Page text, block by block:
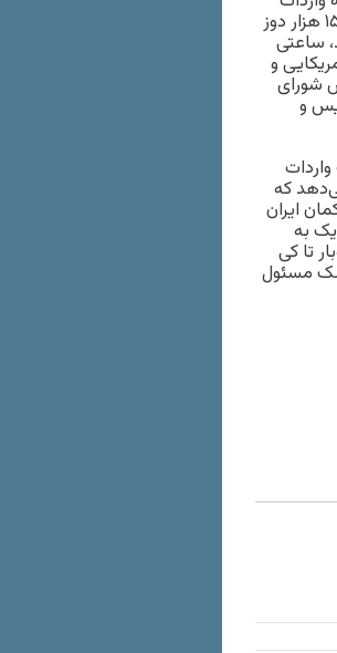
واکسن را کلید زدند. سازمان هلال احمر ایران‌ هم که در آن زمان اعلام کرده بود به‌زودی ۱۵۰ هزار دوز
ساعتی
و
متوقف کرد. اعضای کمیسیون اصل ۹۰ مجلس شورای
و
یک بیماری واگیردار در قرن ۲۱ نشان می‌دهد که
ایران
به
تا کی
مسئول